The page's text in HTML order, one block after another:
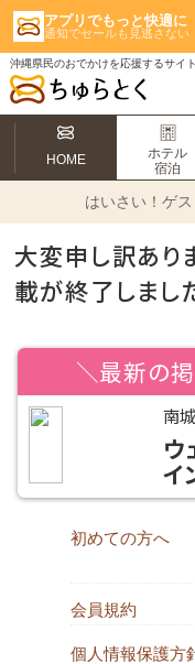
アプリでもっと快適に
通知でセールも見逃さない
沖縄県民のおでかけを応援するサイト
HOME
ホテル
宿泊
はいさい！ ゲ
大変申し訳あり
載が終了しまし
＼最新の
南
イ
初めての方へ
会員規約
個人情報保護方